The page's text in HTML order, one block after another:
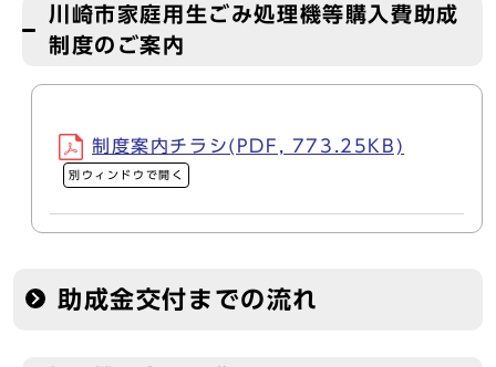
川崎市家庭用生ごみ処理機等購入費助成
制度のご案内
制度案内チラシ(PDF, 773.25KB)
別ウィンドウで開く
助成金交付までの流れ